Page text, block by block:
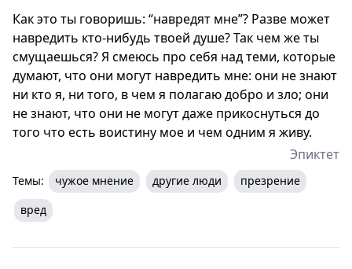
Как это ты говоришь: “навредят мне”? Разве может
навредить кто-нибудь твоей душе? Так чем же ты
смущаешься? Я смеюсь про себя над теми, которые
думают, что они могут навредить мне: они не знают
ни кто я, ни того, в чем я полагаю добро и зло; они
не знают, что они не могут даже прикоснуться до
того что есть воистину мое и чем одним я живу.
Эпиктет
Темы: чужое мнение другие люди
презрение
вред